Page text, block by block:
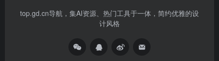
top.gd.cn导航，集AI资源、热门工具于一体，简约优雅的设
计风格